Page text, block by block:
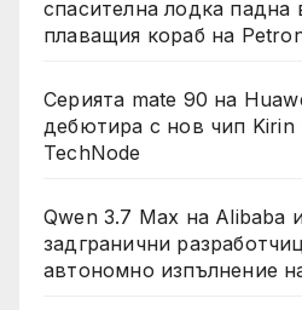
спасителна лодка падна
плаващия кораб на
Серията mate 90 на
дебютира с нов чип Kirin
TechNode
Qwen 3.7 Max на Alibaba
задгранични
автономно изпълнение